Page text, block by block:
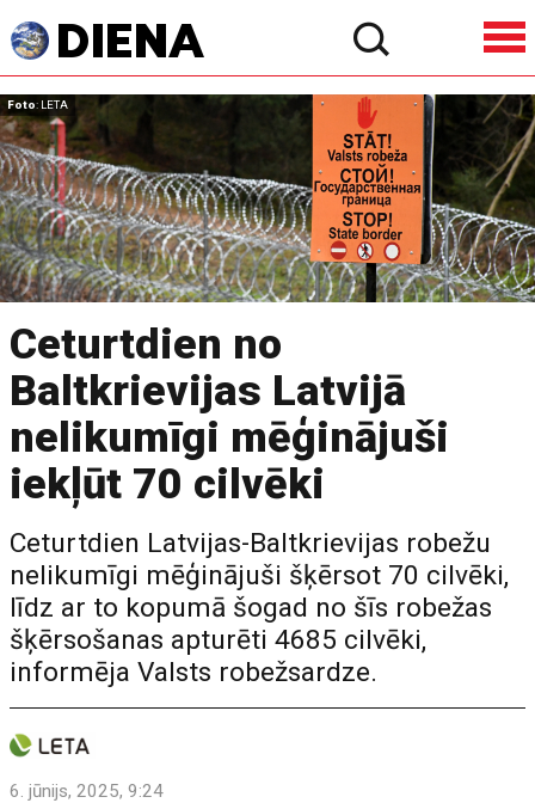
Foto: LETA
Ceturtdien no
Baltkrievijas Latvijā
nelikumīgi mēģinājuši
iekļūt 70 cilvēki
Ceturtdien Latvijas-Baltkrievijas robežu
nelikumīgi mēģinājuši šķērsot 70 cilvēki,
līdz ar to kopumā šogad no šīs robežas
šķērsošanas apturēti 4685 cilvēki,
informēja Valsts robežsardze.
6. jūnijs, 2025, 9:24